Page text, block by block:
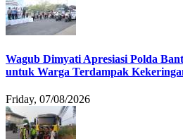
Wagub Dimyati Apresiasi Polda
untuk Warga Terdampak
Friday, 07/08/2026